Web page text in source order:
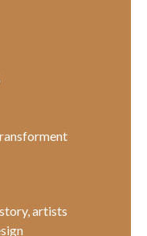
artists